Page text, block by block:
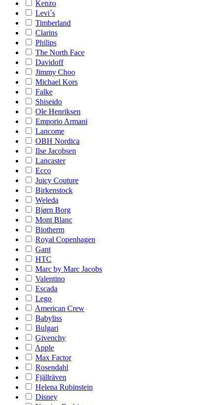
Kenzo
Levi´s
Timberland
Clarins
Philips
The North Face
Davidoff
Jimmy Choo
Michael Kors
Falke
Shiseido
Ole Henriksen
Emporio Armani
Lancome
OBH Nordica
Ilse Jacobsen
Lancaster
Ecco
Juicy Couture
Birkenstock
Weleda
Bjørn Borg
Mont Blanc
Biotherm
Royal Copenhagen
Gant
HTC
Marc by Marc Jacobs
Valentino
Escada
Lego
American Crew
Babyliss
Bulgari
Givenchy
Apple
Max Factor
Rosendahl
Fjällräven
Helena Rubinstein
Disney